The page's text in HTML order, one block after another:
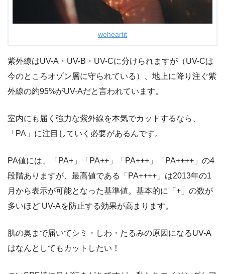
weheartit
紫外線はUV-A・UV-B・UV-Cに分けられますが（UV-Cは
今のところオゾン層に守られている）、 地上に降り注ぐ紫
外線の約95%がUV-Aだと言われています。
室内にも届く強力な紫外線を本気でカットするなら、
「PA」に注目していく必要があるんです。
PA値には、「PA+」「PA++」「PA+++」「PA++++」の4
段階ありますが、最高値である「 PA++++ 」は2013年の1
月から表示が可能となった基準値。基本的に「+」の数が
多いほど UV-Aを防止する効果が高まります。
肌の奥まで届いてシミ・しわ・たるみの原因になるUV-A
はなんとしてもカットしたい！